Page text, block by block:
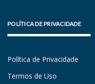
POLÍTICA DE PRIVACIDADE
Política de Privacidade
Termos de Uso